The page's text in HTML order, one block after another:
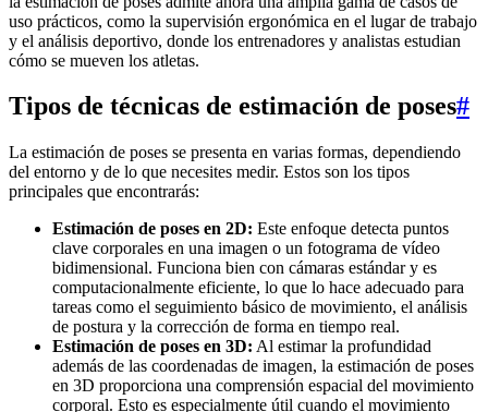
uso prácticos, como la supervisión ergonómica en el lugar de trabajo
y el análisis deportivo, donde los entrenadores y analistas estudian
cómo se mueven los atletas.
Tipos de técnicas de estimación de poses#
La estimación de poses se presenta en varias formas, dependiendo
del entorno y de lo que necesites medir. Estos son los tipos
principales que encontrarás:
Estimación de poses en 2D: Este enfoque detecta puntos
clave corporales en una imagen o un fotograma de vídeo
bidimensional. Funciona bien con cámaras estándar y es
computacionalmente eficiente, lo que lo hace adecuado para
tareas como el seguimiento básico de movimiento, el análisis
de postura y la corrección de forma en tiempo real.
Estimación de poses en 3D: Al estimar la profundidad
además de las coordenadas de imagen, la estimación de poses
en 3D proporciona una comprensión espacial del movimiento
corporal. Esto es especialmente útil cuando el movimiento